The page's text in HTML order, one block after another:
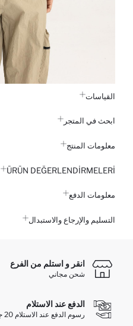
القياسات
ابحث في المتجر
معلومات المنتج
ÜRÜN DEĞERLENDİRMELERİ
معلومات الدفع
التسليم والإرجاع والاستبدال
انقر و استلم من الفرع
شحن مجاني
الدفع عند الاستلام
رسوم الدفع عند الاستلام 20 جنيه